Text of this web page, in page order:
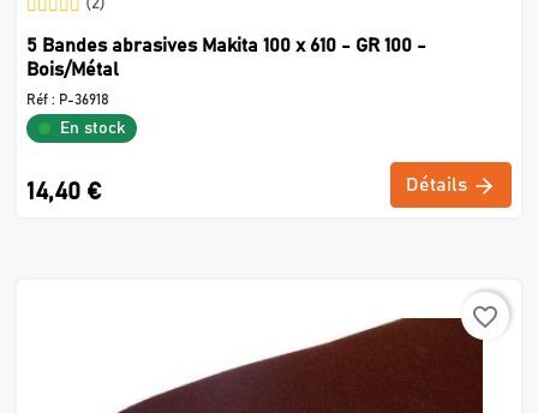
(2)
5 Bandes abrasives Makita 100 x 610 - GR 100 -
Bois/Métal
Réf : P-36918
En stock
14,40 € Détails
favorite_border